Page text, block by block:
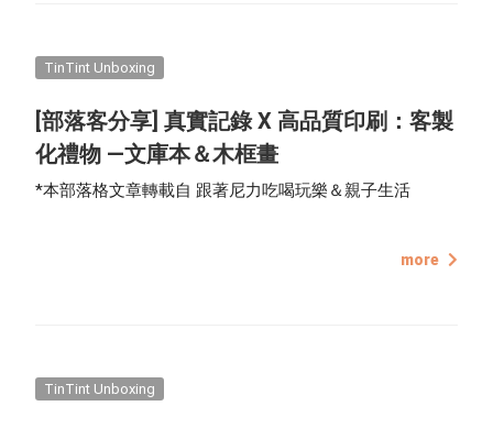
TinTint Unboxing
[部落客分享] 真實記錄 X 高品質印刷：客製
化禮物 —文庫本＆木框畫
*本部落格文章轉載自 跟著尼力吃喝玩樂＆親子生活
more
TinTint Unboxing